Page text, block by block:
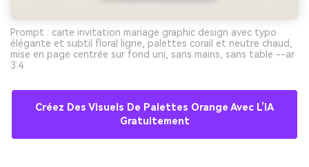
Prompt : carte invitation mariage graphic design avec typo
élégante et subtil floral ligne, palettes corail et neutre chaud,
mise en page centrée sur fond uni, sans mains, sans table --ar
3:4
Créez Des Visuels De Palettes Orange Avec L’IA
Gratuitement